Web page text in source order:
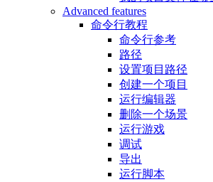
Advanced features
命令行教程
命令行参考
路径
设置项目路径
创建一个项目
运行编辑器
删除一个场景
运行游戏
调试
导出
运行脚本